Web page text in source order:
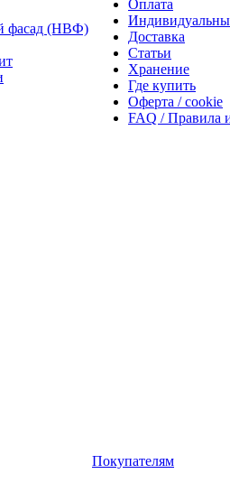
фасад (НВФ)
Оплата
Доставка
Статьи
Хранение
Где купить
Оферта / cookie
FAQ / Правила
Покупателям